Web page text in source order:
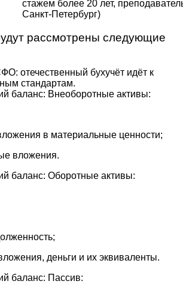
стажем более 20 лет,
Санкт-Петербург)
рассмотрены следующие
отечественный бухучёт идёт к
стандартам.
баланс: Внеоборотные активы:
в материальные ценности;
вложения.
баланс: Оборотные активы:
деньги и их эквиваленты.
баланс: Пассив: